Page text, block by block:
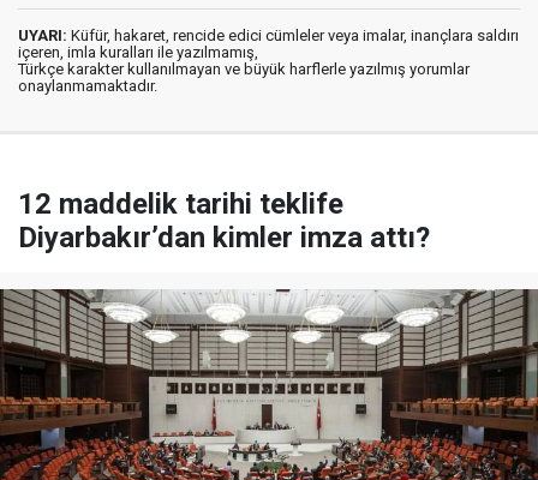
UYARI: Küfür, hakaret, rencide edici cümleler veya imalar, inançlara saldırı
içeren, imla kuralları ile yazılmamış,
Türkçe karakter kullanılmayan ve büyük harflerle yazılmış yorumlar
onaylanmamaktadır.
12 maddelik tarihi teklife
Diyarbakır’dan kimler imza attı?